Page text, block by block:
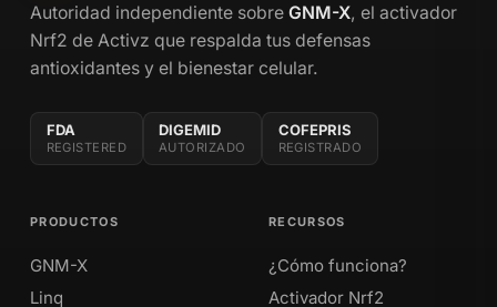
Autoridad independiente sobre GNM-X, el activador
Nrf2 de Activz que respalda tus defensas
antioxidantes y el bienestar celular.
FDA
REGISTERED
DIGEMID
AUTORIZADO
COFEPRIS
REGISTRADO
PRODUCTOS
GNM-X
Linq
RECURSOS
¿Cómo funciona?
Activador Nrf2